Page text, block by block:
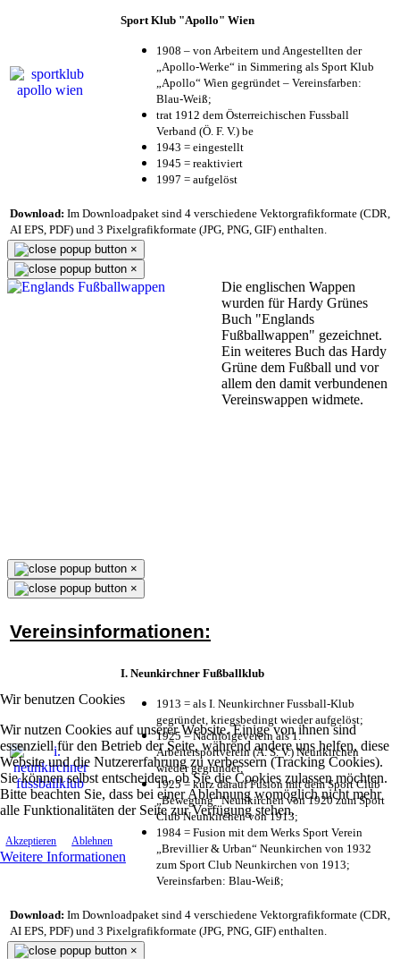
Wir benutzen Cookies
Wir nutzen Cookies auf unserer Website. Einige von ihnen sind
essenziell für den Betrieb der Seite, während andere uns helfen, diese
Website und die Nutzererfahrung zu verbessern (Tracking Cookies).
Sie können selbst entscheiden, ob Sie die Cookies zulassen möchten.
Bitte beachten Sie, dass bei einer Ablehnung womöglich nicht mehr
alle Funktionalitäten der Seite zur Verfügung stehen.
Akzeptieren Ablehnen
Weitere Informationen
Sport Klub "Apollo" Wien
1908 – von Arbeitern und Angestellten der
„Apollo-Werke“ in Simmering als Sport Klub
„Apollo“ Wien gegründet – Vereinsfarben:
Blau-Weiß;
trat 1912 dem Österreichischen Fussball
Verband (Ö. F. V.) be
1943 = eingestellt
1945 = reaktiviert
1997 = aufgelöst
Download: Im Downloadpaket sind 4 verschiedene Vektorgrafikformate (CDR,
AI EPS, PDF) und 3 Pixelgrafikformate (JPG, PNG, GIF) enthalten.
×
×
Die englischen Wappen
wurden für Hardy Grünes
Buch "Englands
Fußballwappen" gezeichnet.
Ein weiteres Buch das Hardy
Grüne dem Fußball und vor
allem den damit verbundenen
Vereinswappen widmete.
×
×
Vereinsinformationen:
I. Neunkirchner Fußballklub
1913 = als I. Neunkirchner Fussball-Klub
gegründet, kriegsbedingt wieder aufgelöst;
1925 = Nachfolgeverein als 1.
Arbeitersportverein (A. S. V.) Neunkirchen
wieder gegründet;
1925 = kurz darauf Fusion mit dem Sport Club
„Bewegung“ Neunkirchen von 1920 zum Sport
Club Neunkirchen von 1913;
1984 = Fusion mit dem Werks Sport Verein
„Brevillier & Urban“ Neunkirchen von 1932
zum Sport Club Neunkirchen von 1913;
Vereinsfarben: Blau-Weiß;
Download: Im Downloadpaket sind 4 verschiedene Vektorgrafikformate (CDR,
AI EPS, PDF) und 3 Pixelgrafikformate (JPG, PNG, GIF) enthalten.
×